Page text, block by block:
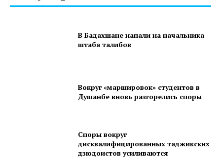
В Бадахшане напали на начальника
штаба талибов
Вокруг «маршировок» студентов в
Душанбе вновь разгорелись споры
Споры вокруг
дисквалифицированных таджикских
дзюдоистов усиливаются